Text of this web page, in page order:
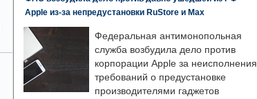
Apple из-за непредустановки RuStore и Max
Федеральная антимонопольная
служба возбудила дело против
корпорации Apple за неисполнения
требований о предустановке
производителями гаджетов